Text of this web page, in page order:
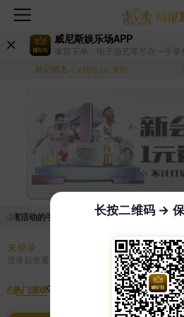
威尼斯娱乐场APP
体育下单，电子游艺等尽在一手掌
易记域名： v100.cc 复制
惠活动的手续麻烦，已新增优惠系统，现在
未登录
登录后查看 充
快速
热门游戏
长按二维码 →